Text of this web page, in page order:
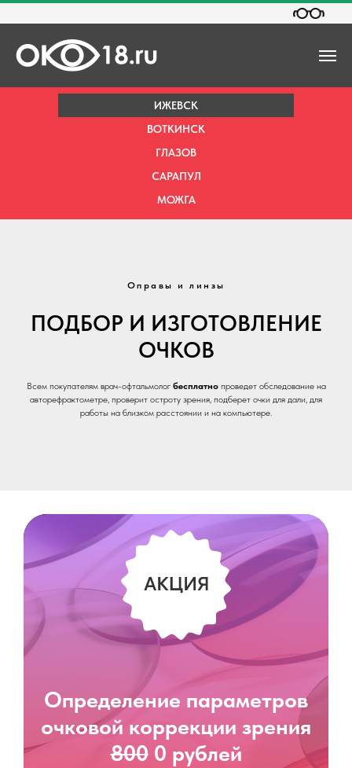
САРАПУЛ
МОЖГА
ИЖЕВСК
ВОТКИНСК
ГЛАЗОВ
Оправы и линзы
ПОДБОР И ИЗГОТОВЛЕНИЕ
ОЧКОВ
Всем покупателям врач-офтальмолог бесплатнопроведет обследование на
авторефрактометре, проверит остроту зрения, подберет очки для дали, для
работы на близком расстоянии и на компьютере.
Определение параметров
очковой коррекции зрения
8000 рублей